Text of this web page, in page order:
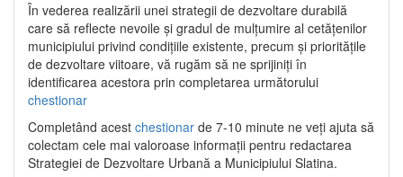
În vederea realizării unei strategii de dezvoltare durabilă
care să reflecte nevoile și gradul de mulțumire al cetățenilor
municipiului privind condițiile existente, precum și prioritățile
de dezvoltare viitoare, vă rugăm să ne sprijiniți în
identificarea acestora prin completarea următorului
chestionar
Completând acest chestionar de 7-10 minute ne veți ajuta să
colectam cele mai valoroase informații pentru redactarea
Strategiei de Dezvoltare Urbană a Municipiului Slatina.